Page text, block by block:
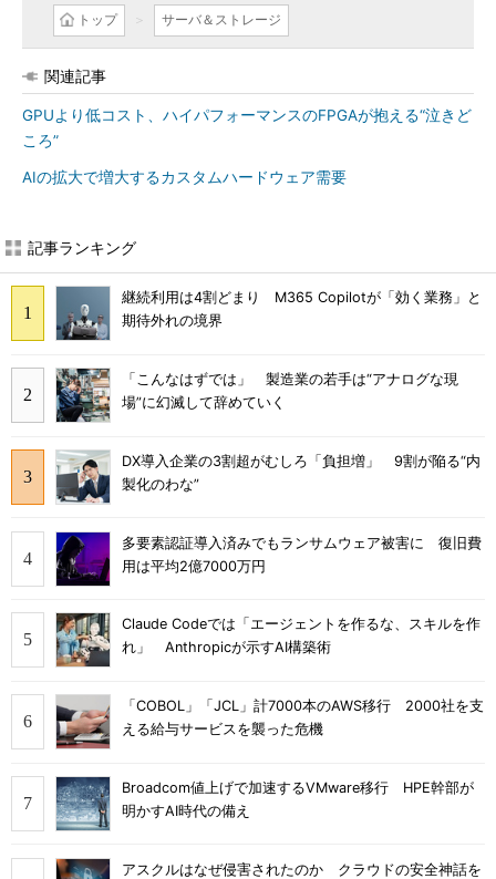
トップ サーバ＆ストレージ
関連記事
GPUより低コスト、ハイパフォーマンスのFPGAが抱える“泣きど
ころ”
AIの拡大で増大するカスタムハードウェア需要
記事ランキング
継続利用は4割どまり M365 Copilotが「効く業務」と
期待外れの境界
「こんなはずでは」 製造業の若手は“アナログな現
場”に幻滅して辞めていく
DX導入企業の3割超がむしろ「負担増」 9割が陥る“内
製化のわな”
多要素認証導入済みでもランサムウェア被害に 復旧費
用は平均2億7000万円
Claude Codeでは「エージェントを作るな、スキルを作
れ」 Anthropicが示すAI構築術
「COBOL」「JCL」計7000本のAWS移行 2000社を支
える給与サービスを襲った危機
Broadcom値上げで加速するVMware移行 HPE幹部が
明かすAI時代の備え
アスクルはなぜ侵害されたのか クラウドの安全神話を